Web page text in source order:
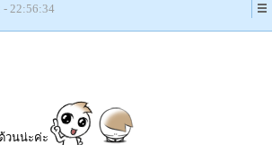
- 22:56:34
วนน่ะค่ะ